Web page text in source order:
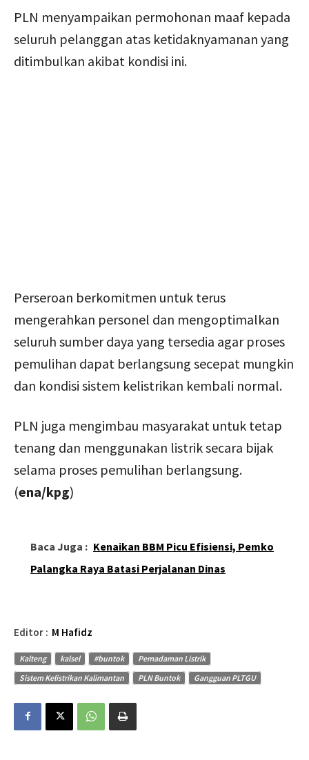
PLN menyampaikan permohonan maaf kepada
seluruh pelanggan atas ketidaknyamanan yang
ditimbulkan akibat kondisi ini.
Perseroan berkomitmen untuk terus
mengerahkan personel dan mengoptimalkan
seluruh sumber daya yang tersedia agar proses
pemulihan dapat berlangsung secepat mungkin
dan kondisi sistem kelistrikan kembali normal.
PLN juga mengimbau masyarakat untuk tetap
tenang dan menggunakan listrik secara bijak
selama proses pemulihan berlangsung.
(ena/kpg)
Baca Juga : Kenaikan BBM Picu Efisiensi, Pemko
Palangka Raya Batasi Perjalanan Dinas
Editor : M Hafidz
Kalteng kalsel #buntok
Pemadaman Listrik
Sistem Kelistrikan Kalimantan
PLN Buntok Gangguan PLTGU